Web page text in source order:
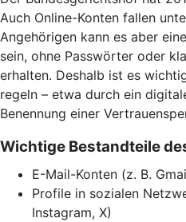
Auch Online-Konten fallen
Angehörigen kann es aber
sein, ohne Passwörter oder
erhalten. Deshalb ist es
regeln – etwa durch ein
Benennung einer
Wichtige Bestandteile
E-Mail-Konten (z. B.
Profile in sozialen
Instagram, X)